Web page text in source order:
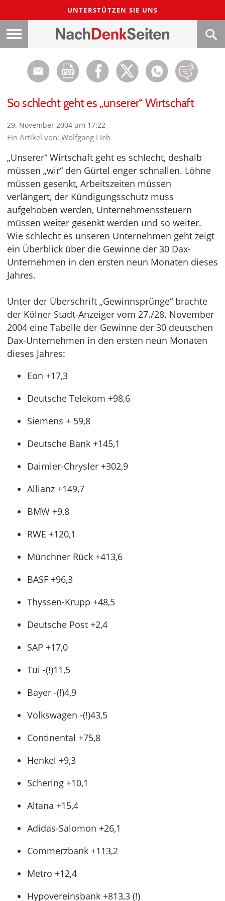
UNTERSTÜTZEN SIE UNS
So schlecht geht es „unserer“ Wirtschaft
29. November 2004 um 17:22
Ein Artikel von: Wolfgang Lieb
„Unserer“ Wirtschaft geht es schlecht, deshalb
müssen „wir“ den Gürtel enger schnallen. Löhne
müssen gesenkt, Arbeitszeiten müssen
verlängert, der Kündigungsschutz muss
aufgehoben werden, Unternehmenssteuern
müssen weiter gesenkt werden und so weiter.
Wie schlecht es unseren Unternehmen geht zeigt
ein Überblick über die Gewinne der 30 Dax-
Unternehmen in den ersten neun Monaten dieses
Jahres.
Unter der Überschrift „Gewinnsprünge“ brachte
der Kölner Stadt-Anzeiger vom 27./28. November
2004 eine Tabelle der Gewinne der 30 deutschen
Dax-Unternehmen in den ersten neun Monaten
dieses Jahres:
Eon +17,3
Deutsche Telekom +98,6
Siemens + 59,8
Deutsche Bank +145,1
Daimler-Chrysler +302,9
Allianz +149,7
BMW +9,8
RWE +120,1
Münchner Rück +413,6
BASF +96,3
Thyssen-Krupp +48,5
Deutsche Post +2,4
SAP +17,0
Tui -(!)11,5
Bayer -(!)4,9
Volkswagen -(!)43,5
Continental +75,8
Henkel +9,3
Schering +10,1
Altana +15,4
Adidas-Salomon +26,1
Commerzbank +113,2
Metro +12,4
Hypovereinsbank +813,3 (!)